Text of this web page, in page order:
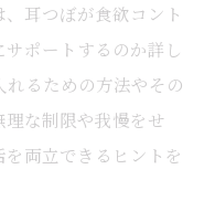
耳つぼが食欲コント
ポートするのか詳し
れるための方法やその
な制限や我慢をせ
両立できるヒントを